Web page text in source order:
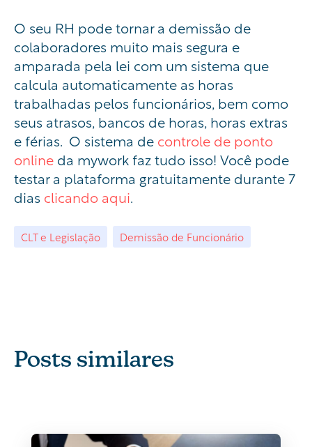
O seu RH pode tornar a demissão de
colaboradores muito mais segura e
amparada pela lei com um sistema que
calcula automaticamente as horas
trabalhadas pelos funcionários, bem como
seus atrasos, bancos de horas, horas extras
e férias. O sistema de controle de ponto
online da mywork faz tudo isso! Você pode
testar a plataforma gratuitamente durante 7
dias clicando aqui.
CLT e Legislação Demissão de Funcionário
Posts similares